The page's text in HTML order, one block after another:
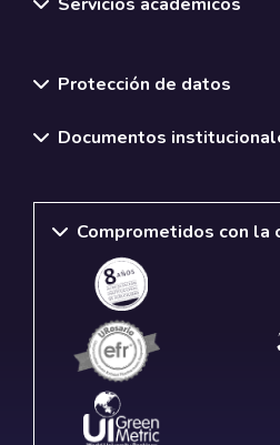
Protección de datos
Documentos
Comprometidos con la